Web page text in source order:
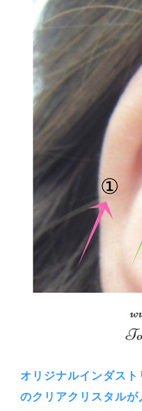
オリジナルインダス
のクリアクリスタルが